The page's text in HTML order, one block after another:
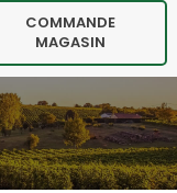
COMMANDE
MAGASIN